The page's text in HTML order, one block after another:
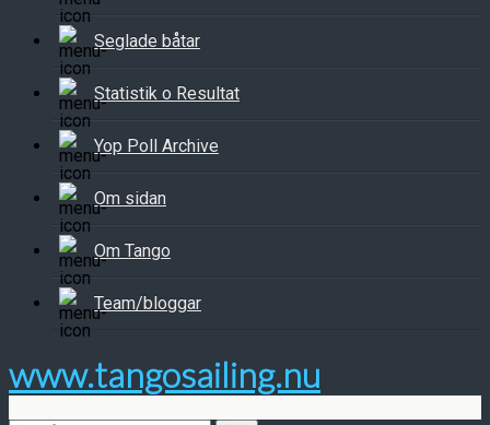
Seglade båtar
Statistik o Resultat
Yop Poll Archive
Om sidan
Om Tango
Team/bloggar
www.tangosailing.nu